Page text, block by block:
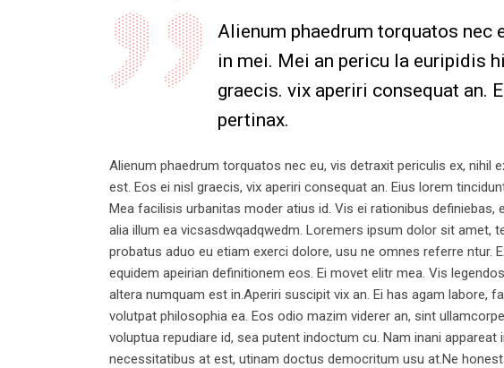
Alienum phaedrum torquatos nec
in mei. Mei an pericu la euripidis
graecis. vix aperiri consequat an.
pertinax.
Alienum phaedrum torquatos nec eu, vis detraxit periculis ex, nihil
est. Eos ei nisl graecis, vix aperiri consequat an. Eius lorem
Mea facilisis urbanitas moder atius id. Vis ei rationibus
alia illum ea vicsasdwqadqwedm. Loremers ipsum dolor sit amet,
probatus aduo eu etiam exerci dolore, usu ne omnes referre ntur.
equidem apeirian definitionem eos. Ei movet elitr mea. Vis
altera numquam est in.Aperiri suscipit vix an. Ei has agam labore,
volutpat philosophia ea. Eos odio mazim viderer an, sint
voluptua repudiare id, sea putent indoctum cu. Nam inani
necessitatibus at est, utinam doctus democritum usu at.Ne